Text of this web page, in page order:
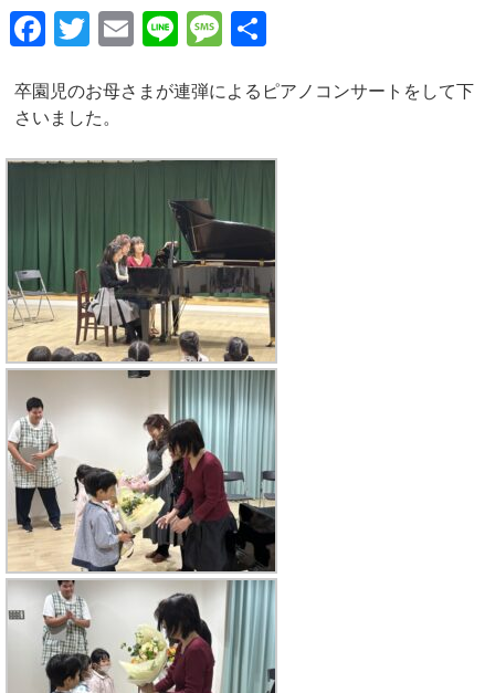
Facebook
Twitter
EmailLineMessage
卒園児のお母さまが連弾によるピアノコンサートをして下
さいました。